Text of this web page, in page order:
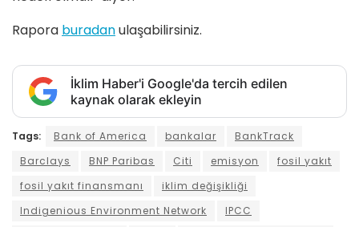
Rapora buradanulaşabilirsiniz.
İklim Haber'i Google'da tercih edilen
kaynak olarak ekleyin
Tags: Bank of America bankalar
BankTrack
Barclays
BNP Paribas Citi emisyon
fosil yakıt
fosil yakıt finansmanı
iklim değişikliği
Indigenious Environment Network
IPCC